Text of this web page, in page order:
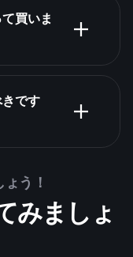
買いま
です
う！
みましょ